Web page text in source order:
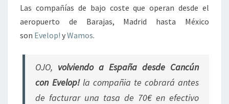
G
Las compañías de bajo coste que operan desde el
aeropuerto de Barajas, Madrid hasta México
son Evelop! yWamos.
OJO, volviendo a España desde Cancún
con Evelop!la compañia te cobrará antes
de facturar una tasa de 70€ en efectivo